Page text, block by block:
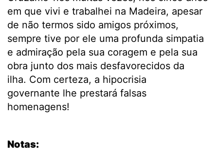
em que vivi e trabalhei na Madeira, apesar
de não termos sido amigos próximos,
sempre tive por ele uma profunda simpatia
e admiração pela sua coragem e pela sua
obra junto dos mais desfavorecidos da
ilha. Com certeza, a hipocrisia
governante lhe prestará falsas
homenagens!
Notas: